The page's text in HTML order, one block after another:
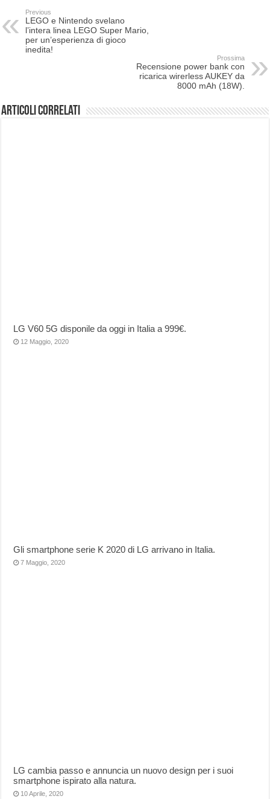
Previous
LEGO e Nintendo svelano
l’intera linea LEGO Super Mario,
per un’esperienza di gioco
inedita!
Prossima
Recensione power bank con
ricarica wirerless AUKEY da
8000 mAh (18W).
Articoli correlati
LG V60 5G disponile da oggi in Italia a 999€.
12 Maggio, 2020
Gli smartphone serie K 2020 di LG arrivano in Italia.
7 Maggio, 2020
LG cambia passo e annuncia un nuovo design per i suoi
smartphone ispirato alla natura.
10 Aprile, 2020